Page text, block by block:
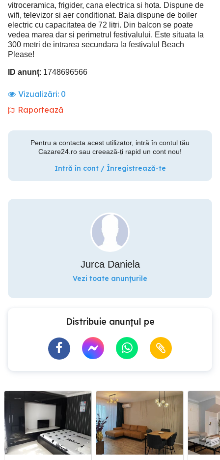
vitroceramica, frigider, cana electrica si hota. Dispune de
wifi, televizor si aer conditionat. Baia dispune de boiler
electric cu capacitatea de 72 litri. Din balcon se poate
vedea marea dar si perimetrul festivalului. Este situata la
300 metri de intrarea secundara la festivalul Beach
Please!
ID anunț: 1748696566
Vizualizări: 0
Raportează
Pentru a contacta acest utilizator, intră în contul tău
Cazare24.ro sau creează-ți rapid un cont nou!
Intră în cont / Înregistrează-te
Jurca Daniela
Vezi toate anunțurile
Distribuie anunțul pe